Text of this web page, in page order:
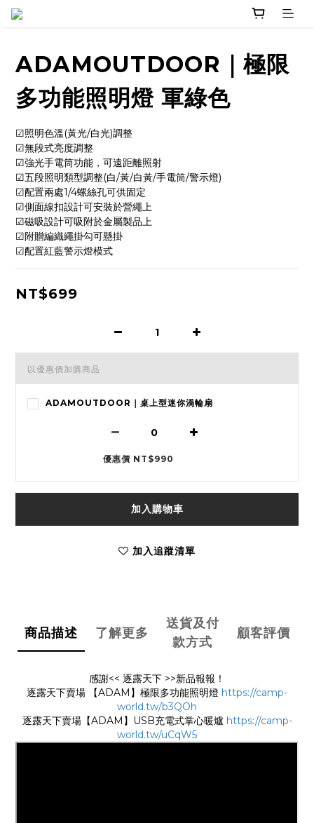
ADAMOUTDOOR｜極限
多功能照明燈 軍綠色
☑照明色溫(黃光/白光)調整
☑無段式亮度調整
☑強光手電筒功能，可遠距離照射
☑五段照明類型調整(白/黃/白黃/手電筒/警示燈)
☑配置兩處1/4螺絲孔可供固定
☑側面線扣設計可安裝於營繩上
☑磁吸設計可吸附於金屬製品上
☑附贈編織繩掛勾可懸掛
☑配置紅藍警示燈模式
NT$699
以優惠價加購商品
ADAMOUTDOOR｜桌上型迷你渦輪扇
優惠價 NT$990
加入購物車
加入追蹤清單
商品描述 了解更多
送貨及付
款方式
顧客評價
感謝<< 逐露天下 >>新品報報！
逐露天下賣場 【ADAM】極限多功能照明燈 https://camp-
world.tw/b3QOh
逐露天下賣場【ADAM】USB充電式掌心暖爐 https://camp-
world.tw/uCqW5